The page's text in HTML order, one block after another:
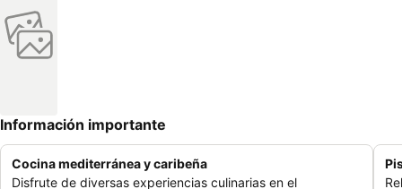
Información importante
Cocina mediterránea y caribeña
Disfrute de diversas experiencias culinarias en el